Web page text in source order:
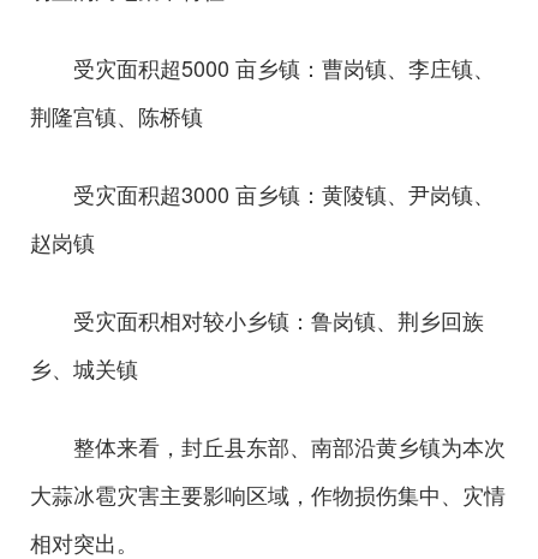
受灾面积超5000 亩乡镇：曹岗镇、李庄镇、
荆隆宫镇、陈桥镇
受灾面积超3000 亩乡镇：黄陵镇、尹岗镇、
赵岗镇
受灾面积相对较小乡镇：鲁岗镇、荆乡回族
乡、城关镇
整体来看，封丘县东部、南部沿黄乡镇为本次
大蒜冰雹灾害主要影响区域，作物损伤集中、灾情
相对突出。